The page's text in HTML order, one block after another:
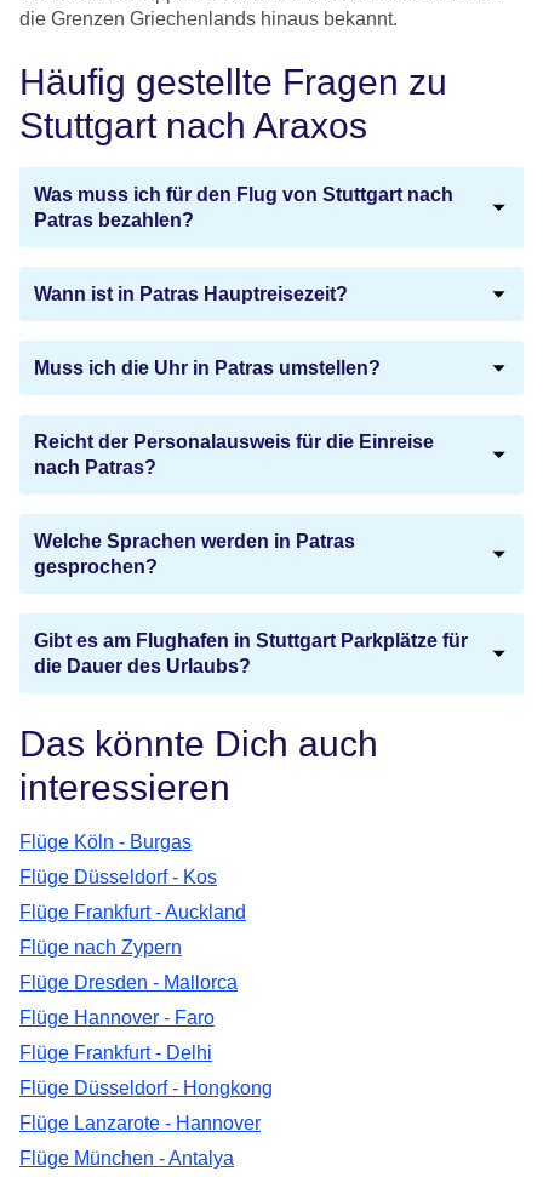
die Grenzen Griechenlands hinaus bekannt.
Häufig gestellte Fragen zu
Stuttgart nach Araxos
Was muss ich für den Flug von Stuttgart nach
Patras bezahlen?
Wann ist in Patras Hauptreisezeit?
Muss ich die Uhr in Patras umstellen?
Reicht der Personalausweis für die Einreise
nach Patras?
Welche Sprachen werden in Patras
gesprochen?
Gibt es am Flughafen in Stuttgart Parkplätze für
die Dauer des Urlaubs?
Das könnte Dich auch
interessieren
Flüge Köln - Burgas
Flüge Düsseldorf - Kos
Flüge Frankfurt - Auckland
Flüge nach Zypern
Flüge Dresden - Mallorca
Flüge Hannover - Faro
Flüge Frankfurt - Delhi
Flüge Düsseldorf - Hongkong
Flüge Lanzarote - Hannover
Flüge München - Antalya